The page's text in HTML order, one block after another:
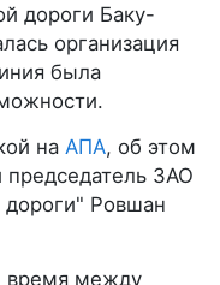
дороги Баку-
организация
была
на АПА, об этом
председатель ЗАО
Ровшан
время между